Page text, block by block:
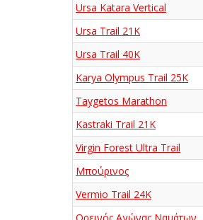
Ursa Katara Vertical
Ursa Trail 21K
Ursa Trail 40K
Karya Olympus Trail 25K
Taygetos Marathon
Kastraki Trail 21K
Virgin Forest Ultra Trail
Μπούρινος
Vermio Trail 24K